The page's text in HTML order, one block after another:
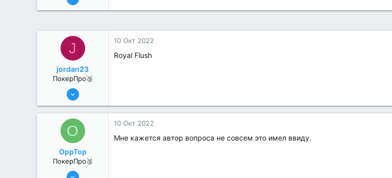
J
jordan23
ПокерПро🥉
11 Авг 2022
3
10 Окт 2022
Royal Flush
O
OppTop
ПокерПро🥉
11 Авг 2022
10 Окт 2022
Мне кажется автор вопроса не совсем это имел ввиду.